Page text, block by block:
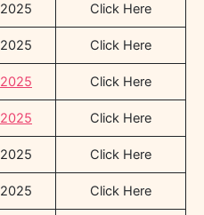
2025 Click Here
2025 Click Here
2025 Click Here
2025 Click Here
2025 Click Here
2025 Click Here